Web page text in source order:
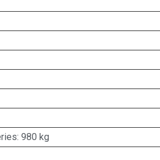
980 kg